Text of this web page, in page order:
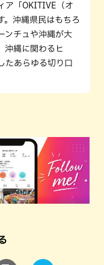
ア「OKITIVE（オ
。沖縄県民はもちろ
ンチュや沖縄が大
沖縄に関わるヒ
たあらゆる切り口